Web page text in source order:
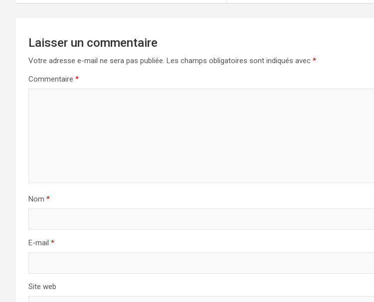
Laisser un commentaire
Votre adresse e-mail ne sera pas publiée. Les champs obligatoires sont indiqués avec *
Commentaire *
Nom *
E-mail *
Site web